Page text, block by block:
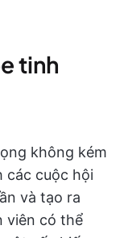
tinh
không kém
các cuộc hội
và tạo ra
viên có thể